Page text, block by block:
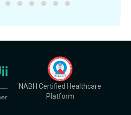
NABH Certified Healthcare
Platform